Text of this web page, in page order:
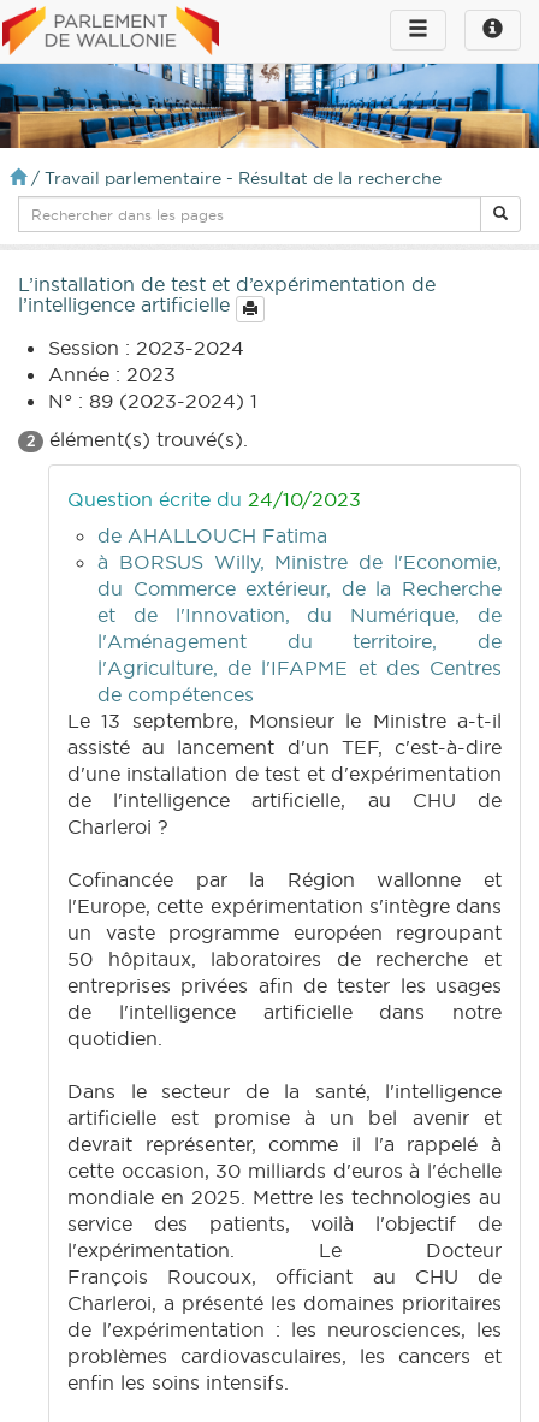
Toggle
infos
Toggle
navigation
/ Travail parlementaire - Résultat de la recherche
L’installation de test et d’expérimentation de
l’intelligence artificielle
Session : 2023-2024
Année : 2023
N° : 89 (2023-2024) 1
2 élément(s) trouvé(s).
Question écrite du 24/10/2023
de AHALLOUCH Fatima
à BORSUS Willy, Ministre de l'Economie,
du Commerce extérieur, de la Recherche
et de l'Innovation, du Numérique, de
l'Aménagement du territoire, de
l'Agriculture, de l'IFAPME et des Centres
de compétences
Le 13 septembre, Monsieur le Ministre a-t-il
assisté au lancement d'un TEF, c'est-à-dire
d'une installation de test et d'expérimentation
de l'intelligence artificielle, au CHU de
Charleroi ?
Cofinancée par la Région wallonne et
l'Europe, cette expérimentation s'intègre dans
un vaste programme européen regroupant
50 hôpitaux, laboratoires de recherche et
entreprises privées afin de tester les usages
de l'intelligence artificielle dans notre
quotidien.
Dans le secteur de la santé, l'intelligence
artificielle est promise à un bel avenir et
devrait représenter, comme il l'a rappelé à
cette occasion, 30 milliards d'euros à l'échelle
mondiale en 2025. Mettre les technologies au
service des patients, voilà l'objectif de
l'expérimentation. Le Docteur
François Roucoux, officiant au CHU de
Charleroi, a présenté les domaines prioritaires
de l'expérimentation : les neurosciences, les
problèmes cardiovasculaires, les cancers et
enfin les soins intensifs.